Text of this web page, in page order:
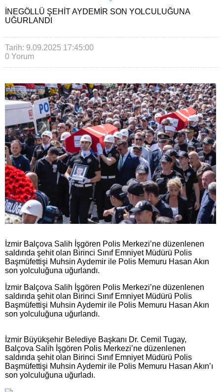
İNEGÖLLÜ ŞEHIT AYDEMIR SON YOLCULUĞUNA
UĞURLANDI
Tarih: 9.09.2025 17:45:00
0 Yorum
İzmir Balçova Salih İşgören Polis Merkezi’ne düzenlenen
saldırıda şehit olan Birinci Sınıf Emniyet Müdürü Polis
Başmüfettişi Muhsin Aydemir ile Polis Memuru Hasan Akın
son yolculuğuna uğurlandı.
İzmir Balçova Salih İşgören Polis Merkezi’ne düzenlenen
saldırıda şehit olan Birinci Sınıf Emniyet Müdürü Polis
Başmüfettişi Muhsin Aydemir ile Polis Memuru Hasan Akın
son yolculuğuna uğurlandı.
İzmir Büyükşehir Belediye Başkanı Dr. Cemil Tugay,
Balçova Salih İşgören Polis Merkezi’ne düzenlenen
saldırıda şehit olan Birinci Sınıf Emniyet Müdürü Polis
Başmüfettişi Muhsin Aydemir ile Polis Memuru Hasan Akın’ı
son yolculuğuna uğurladı.